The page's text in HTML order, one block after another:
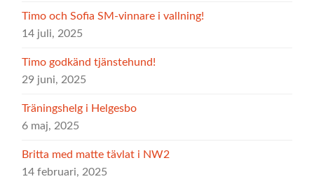
Timo och Sofia SM-vinnare i vallning!
14 juli, 2025
Timo godkänd tjänstehund!
29 juni, 2025
Träningshelg i Helgesbo
6 maj, 2025
Britta med matte tävlat i NW2
14 februari, 2025